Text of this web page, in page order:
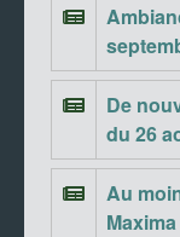
De
du 26
Au
Maxima